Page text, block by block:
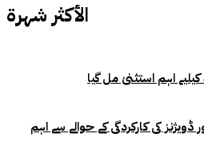
الأكثر شهرة
اہم استثنیٰ مل گیا
ڈویژنز کی کارکردگی کے حوالے سے اہم